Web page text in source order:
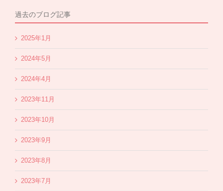
過去のブログ記事
2025年1月
2024年5月
2024年4月
2023年11月
2023年10月
2023年9月
2023年8月
2023年7月